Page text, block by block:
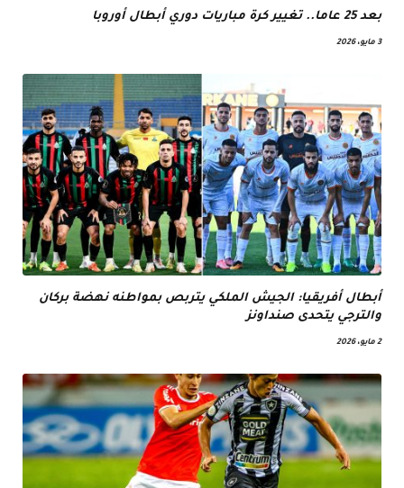
بعد 25 عاما.. تغيير كرة مباريات دوري أبطال أوروبا
3 مايو، 2026
أبطال أفريقيا: الجيش الملكي يتربص بمواطنه نهضة بركان
والترجي يتحدى صنداونز
2 مايو، 2026